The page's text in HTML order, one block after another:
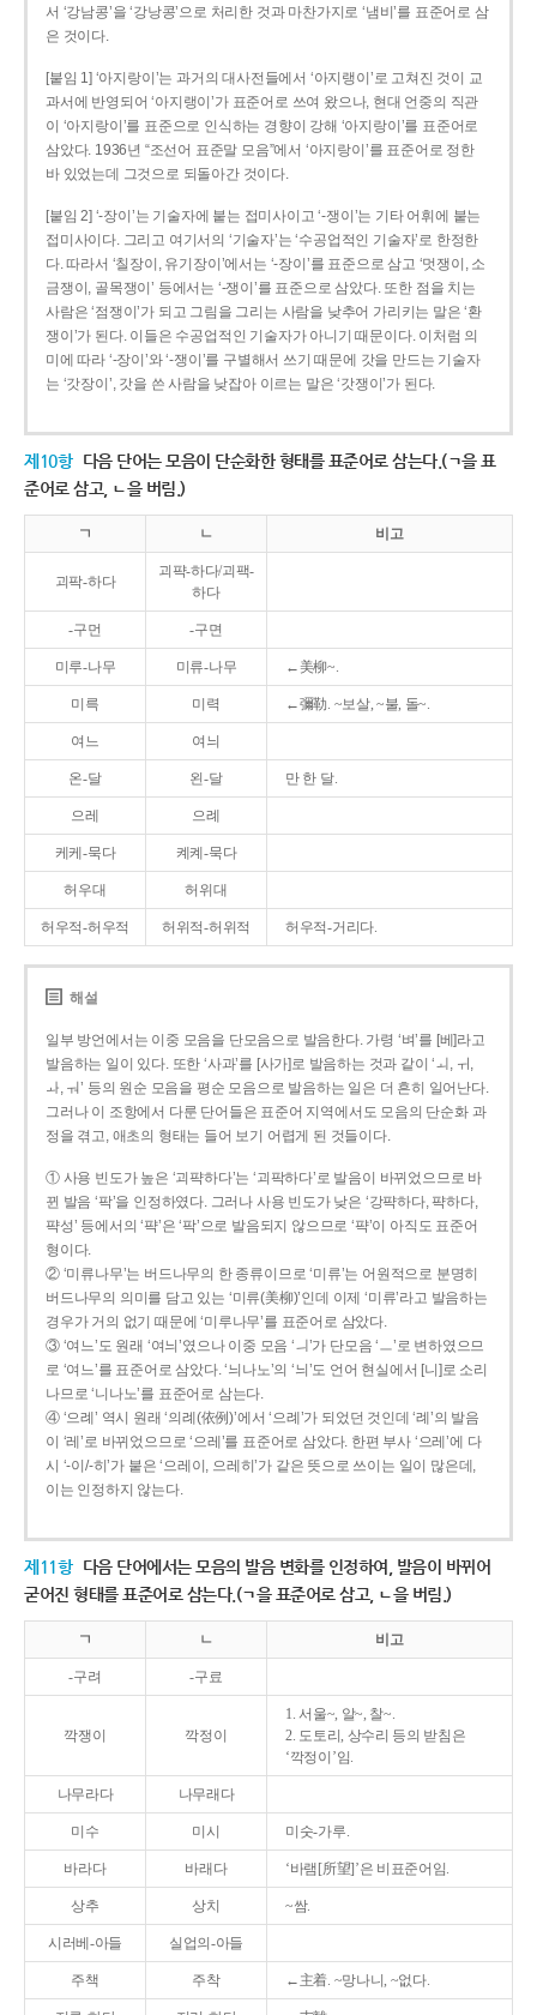
서 ‘강남콩’을 ‘강낭콩’으로 처리한 것과 마찬가지로 ‘냄비’를 표준어로 삼
은 것이다.
[붙임 1] ‘아지랑이’는 과거의 대사전들에서 ‘아지랭이’로 고쳐진 것이 교
과서에 반영되어 ‘아지랭이’가 표준어로 쓰여 왔으나, 현대 언중의 직관
이 ‘아지랑이’를 표준으로 인식하는 경향이 강해 ‘아지랑이’를 표준어로
삼았다. 1936년 “조선어 표준말 모음”에서 ‘아지랑이’를 표준어로 정한
바 있었는데 그것으로 되돌아간 것이다.
[붙임 2] ‘-장이’는 기술자에 붙는 접미사이고 ‘-쟁이’는 기타 어휘에 붙는
접미사이다. 그리고 여기서의 ‘기술자’는 ‘수공업적인 기술자’로 한정한
다. 따라서 ‘칠장이, 유기장이’에서는 ‘-장이’를 표준으로 삼고 ‘멋쟁이, 소
금쟁이, 골목쟁이’ 등에서는 ‘-쟁이’를 표준으로 삼았다. 또한 점을 치는
사람은 ‘점쟁이’가 되고 그림을 그리는 사람을 낮추어 가리키는 말은 ‘환
쟁이’가 된다. 이들은 수공업적인 기술자가 아니기 때문이다. 이처럼 의
미에 따라 ‘-장이’와 ‘-쟁이’를 구별해서 쓰기 때문에 갓을 만드는 기술자
는 ‘갓장이’, 갓을 쓴 사람을 낮잡아 이르는 말은 ‘갓쟁이’가 된다.
제10항 다음 단어는 모음이 단순화한 형태를 표준어로 삼는다.(ㄱ을 표
준어로 삼고, ㄴ을 버림.)
ㄱ ㄴ 비고
괴팍-하다
괴퍅-하다/괴팩-
하다
-구먼 -구면
미루-나무 미류-나무 ←美柳~.
미륵 미력 ←彌勒. ~보살, ~불, 돌~.
여느 여늬
온-달 왼-달 만 한 달.
으레 으례
케케-묵다 켸켸-묵다
허우대 허위대
허우적-허우적 허위적-허위적 허우적-거리다.
해설
일부 방언에서는 이중 모음을 단모음으로 발음한다. 가령 ‘벼’를 [베]라고
발음하는 일이 있다. 또한 ‘사과’를 [사가]로 발음하는 것과 같이 ‘ㅚ, ㅟ,
ㅘ, ㅝ’ 등의 원순 모음을 평순 모음으로 발음하는 일은 더 흔히 일어난다.
그러나 이 조항에서 다룬 단어들은 표준어 지역에서도 모음의 단순화 과
정을 겪고, 애초의 형태는 들어 보기 어렵게 된 것들이다.
① 사용 빈도가 높은 ‘괴퍅하다’는 ‘괴팍하다’로 발음이 바뀌었으므로 바
뀐 발음 ‘팍’을 인정하였다. 그러나 사용 빈도가 낮은 ‘강퍅하다, 퍅하다,
퍅성’ 등에서의 ‘퍅’은 ‘팍’으로 발음되지 않으므로 ‘퍅’이 아직도 표준어
형이다.
② ‘미류나무’는 버드나무의 한 종류이므로 ‘미류’는 어원적으로 분명히
버드나무의 의미를 담고 있는 ‘미류(美柳)’인데 이제 ‘미류’라고 발음하는
경우가 거의 없기 때문에 ‘미루나무’를 표준어로 삼았다.
③ ‘여느’도 원래 ‘여늬’였으나 이중 모음 ‘ㅢ’가 단모음 ‘ㅡ’로 변하였으므
로 ‘여느’를 표준어로 삼았다. ‘늬나노’의 ‘늬’도 언어 현실에서 [니]로 소리
나므로 ‘니나노’를 표준어로 삼는다.
④ ‘으례’ 역시 원래 ‘의례(依例)’에서 ‘으례’가 되었던 것인데 ‘례’의 발음
이 ‘레’로 바뀌었으므로 ‘으레’를 표준어로 삼았다. 한편 부사 ‘으레’에 다
시 ‘-이/-히’가 붙은 ‘으레이, 으레히’가 같은 뜻으로 쓰이는 일이 많은데,
이는 인정하지 않는다.
제11항 다음 단어에서는 모음의 발음 변화를 인정하여, 발음이 바뀌어
굳어진 형태를 표준어로 삼는다.(ㄱ을 표준어로 삼고, ㄴ을 버림.)
ㄱ ㄴ 비고
-구려 -구료
깍쟁이 깍정이
1. 서울~, 알~, 찰~.
2. 도토리, 상수리 등의 받침은
‘깍정이’임.
나무라다 나무래다
미수 미시 미숫-가루.
바라다 바래다 ‘바램[所望]’은 비표준어임.
상추 상치 ~쌈.
시러베-아들 실업의-아들
주책 주착 ←主着. ~망나니, ~없다.